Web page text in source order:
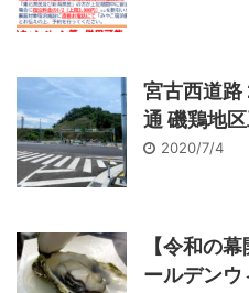
宮古西道
通 磯鶏地
2020/7/4
【令和の
ールデンウ